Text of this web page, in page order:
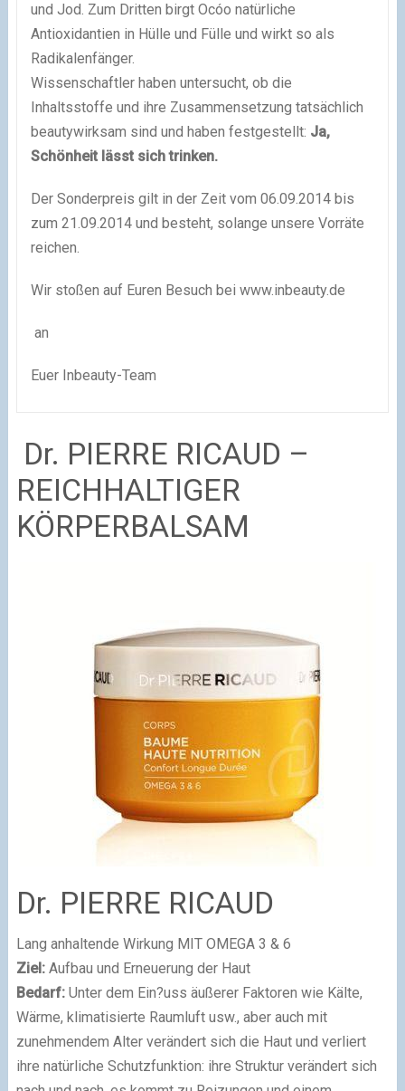
und Jod. Zum Dritten birgt Ocóo natürliche
Antioxidantien in Hülle und Fülle und wirkt so als
Radikalenfänger.
Wissenschaftler haben untersucht, ob die
Inhaltsstoffe und ihre Zusammensetzung tatsächlich
beautywirksam sind und haben festgestellt: Ja,
Schönheit lässt sich trinken.
Der Sonderpreis gilt in der Zeit vom 06.09.2014 bis
zum 21.09.2014 und besteht, solange unsere Vorräte
reichen.
Wir stoßen auf Euren Besuch bei www.inbeauty.de
an
Euer Inbeauty-Team
Dr. PIERRE RICAUD –
REICHHALTIGER
KÖRPERBALSAM
Dr. PIERRE RICAUD
Lang anhaltende Wirkung MIT OMEGA 3 & 6
Ziel: Aufbau und Erneuerung der Haut
Bedarf: Unter dem Ein?uss äußerer Faktoren wie Kälte,
Wärme, klimatisierte Raumluft usw., aber auch mit
zunehmendem Alter verändert sich die Haut und verliert
ihre natürliche Schutzfunktion: ihre Struktur verändert sich